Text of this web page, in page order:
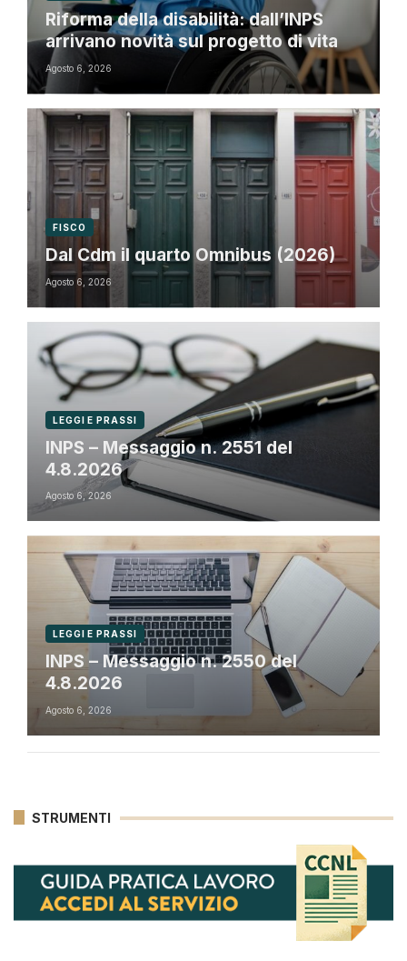
Riforma della disabilità: dall’INPS
arrivano novità sul progetto di vita
Agosto 6, 2026
FISCO
Dal Cdm il quarto Omnibus (2026)
Agosto 6, 2026
LEGGI E PRASSI
INPS – Messaggio n. 2551 del
4.8.2026
Agosto 6, 2026
LEGGI E PRASSI
INPS – Messaggio n. 2550 del
4.8.2026
Agosto 6, 2026
STRUMENTI